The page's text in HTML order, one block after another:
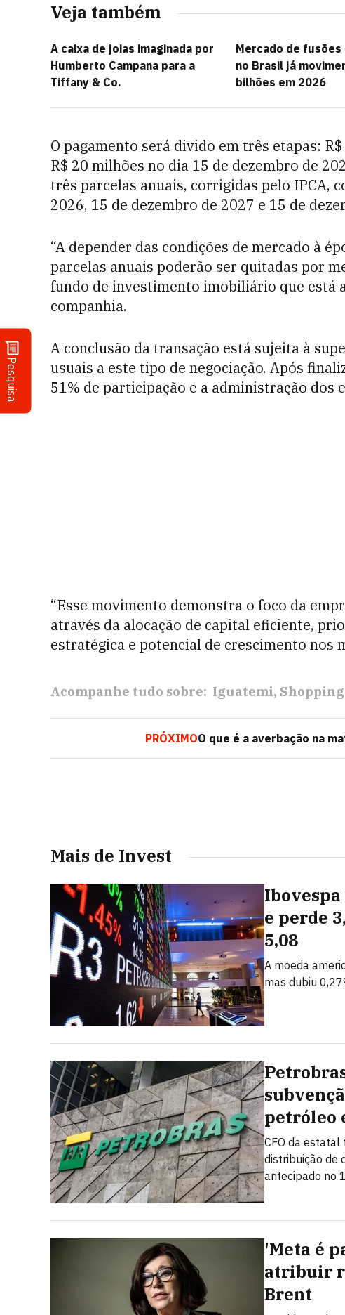
Pesquisa
Veja também
A caixa de joias imaginada por
Humberto Campana para a
Tiffany & Co.
Mercado de fusões
no Brasil já
bilhões em 2026
O pagamento será divido em três etapas:
R$ 20 milhões no dia 15 de dezembro de
três parcelas anuais, corrigidas pelo IPCA,
2026, 15 de dezembro de 2027 e 15 de
“A depender das condições de mercado à
parcelas anuais poderão ser quitadas por
fundo de investimento imobiliário que está
companhia.
A conclusão da transação está sujeita à
usuais a este tipo de negociação. Após
51% de participação e a administração dos
“Esse movimento demonstra o foco da
através da alocação de capital eficiente,
estratégica e potencial de crescimento nos
Acompanhe tudo sobre: Iguatemi
PRÓXIMOO que é a averbação na
Mais de Invest
e perde
5,08
A moeda
mas dubiu
petróleo
CFO da
distribuição de
antecipado no
'Meta é
atribuir
Brent